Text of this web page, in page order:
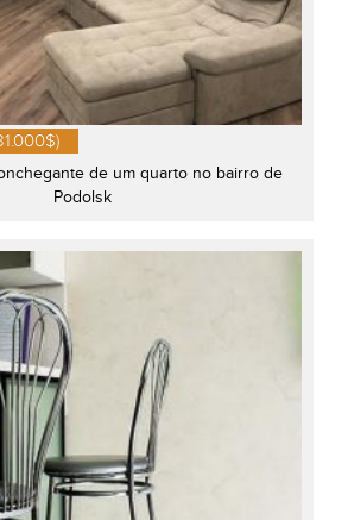
de um quarto no bairro de
Podolsk